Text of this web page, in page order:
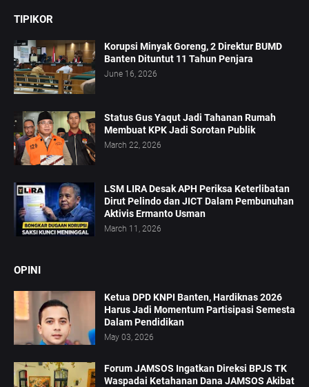
TIPIKOR
Korupsi Minyak Goreng, 2 Direktur BUMD
Banten Dituntut 11 Tahun Penjara
June 16, 2026
Status Gus Yaqut Jadi Tahanan Rumah
Membuat KPK Jadi Sorotan Publik
March 22, 2026
LSM LIRA Desak APH Periksa Keterlibatan
Dirut Pelindo dan JICT Dalam Pembunuhan
Aktivis Ermanto Usman
March 11, 2026
OPINI
Ketua DPD KNPI Banten, Hardiknas 2026
Harus Jadi Momentum Partisipasi Semesta
Dalam Pendidikan
May 03, 2026
Forum JAMSOS Ingatkan Direksi BPJS TK
Waspadai Ketahanan Dana JAMSOS Akibat